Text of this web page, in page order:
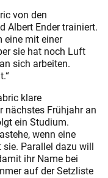
von den
Albert Ender trainiert.
eine mit einer
sie hat noch Luft
sich arbeiten.
klare
nächstes Frühjahr an
ein Studium.
wenn eine
Parallel dazu will
ihr Name bei
auf der Setzliste